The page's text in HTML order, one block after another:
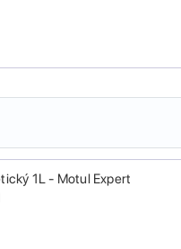
1L - Motul Expert